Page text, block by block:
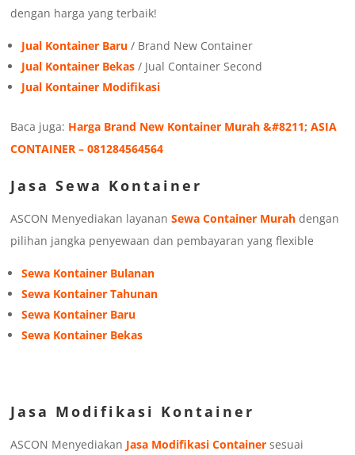
dengan harga yang terbaik!
Jual Kontainer Baru / Brand New Container
Jual Kontainer Bekas / Jual Container Second
Jual Kontainer Modifikasi
Baca juga: Harga Brand New Kontainer Murah &#8211; ASIA
CONTAINER – 081284564564
Jasa Sewa Kontainer
ASCON Menyediakan layananSewa Container Murah dengan
pilihan jangka penyewaan dan pembayaran yang flexible
Sewa Kontainer Bulanan
Sewa Kontainer Tahunan
Sewa Kontainer Baru
Sewa Kontainer Bekas
Jasa Modifikasi Kontainer
ASCON Menyediakan Jasa Modifikasi Container sesuai